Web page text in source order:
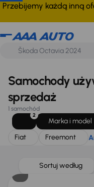
Przebijemy każdą inną
Fiat Freemont
Samochody
sprzedaż
1 samochód
2
Marka i model
Fiat
Freemont
Sortuj według